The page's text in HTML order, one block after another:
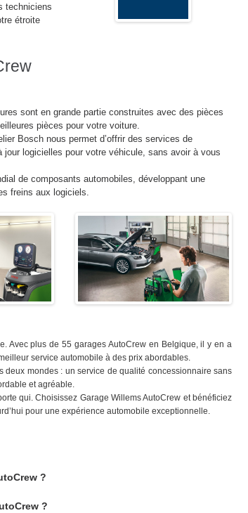
techniciens
étroite
sont en grande partie construites avec des pièces
pièces pour votre voiture.
Bosch nous permet d’offrir des services de
logicielles pour votre véhicule, sans avoir à vous
de composants automobiles, développant une
freins aux logiciels.
Avec plus de 55 garages AutoCrew en Belgique, il y en a
service automobile à des prix abordables.
deux mondes : un service de qualité concessionnaire sans
et agréable.
qui. Choisissez Garage Willems AutoCrew et bénéficiez
pour une expérience automobile exceptionnelle.
?
?